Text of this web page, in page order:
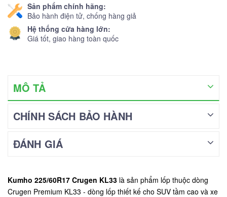
Sản phẩm chính hãng:
Bảo hành điện tử, chống hàng giả
Hệ thống cửa hàng lớn:
Giá tốt, giao hàng toàn quốc
MÔ TẢ
CHÍNH SÁCH BẢO HÀNH
ĐÁNH GIÁ
Kumho 225/60R17 Crugen KL33 là sản phẩm lốp thuộc dòng
Crugen Premium KL33 - dòng lốp thiết kế cho SUV tầm cao và xe